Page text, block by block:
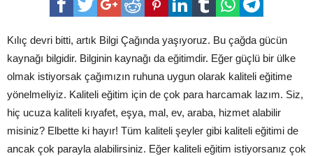
Kılıç devri bitti, artık Bilgi Çağında yaşıyoruz. Bu çağda gücün
kaynağı bilgidir. Bilginin kaynağı da eğitimdir. Eğer güçlü bir ülke
olmak istiyorsak çağımızın ruhuna uygun olarak kaliteli eğitime
yönelmeliyiz. Kaliteli eğitim için de çok para harcamak lazım. Siz,
hiç ucuza kaliteli kıyafet, eşya, mal, ev, araba, hizmet alabilir
misiniz? Elbette ki hayır! Tüm kaliteli şeyler gibi kaliteli eğitimi de
ancak çok parayla alabilirsiniz. Eğer kaliteli eğitim istiyorsanız çok